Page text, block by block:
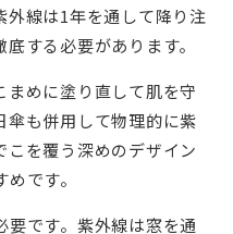
外線は1年を通して降り注
する必要があります。
まめに塗り直して肌を守
傘も併用して物理的に紫
を覆う深めのデザイン
です。
要です。紫外線は窓を通